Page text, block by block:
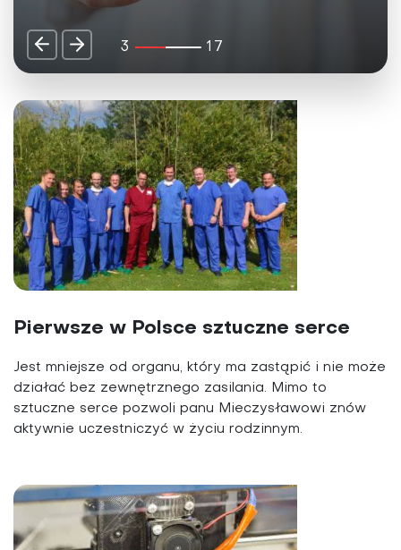
4 17
Pierwsze w Polsce sztuczne serce
Jest mniejsze od organu, który ma zastąpić i nie może
działać bez zewnętrznego zasilania. Mimo to
sztuczne serce pozwoli panu Mieczysławowi znów
aktywnie uczestniczyć w życiu rodzinnym.